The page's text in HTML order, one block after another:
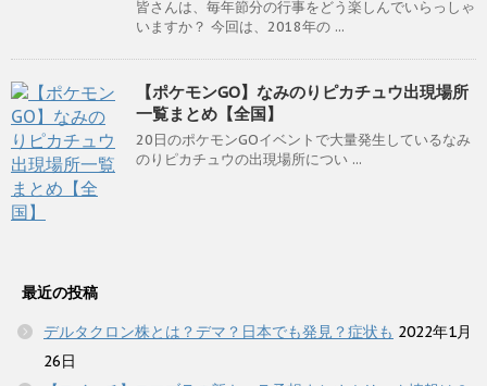
皆さんは、毎年節分の行事をどう楽しんでいらっしゃ
いますか？ 今回は、2018年の ...
【ポケモンGO】なみのりピカチュウ出現場所
一覧まとめ【全国】
20日のポケモンGOイベントで大量発生しているなみ
のりピカチュウの出現場所につい ...
最近の投稿
デルタクロン株とは？デマ？日本でも発見？症状も 2022年1月
26日